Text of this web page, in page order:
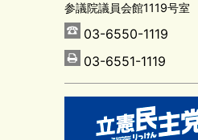
参議院議員会館1119号室
03-6550-1119
03-6551-1119